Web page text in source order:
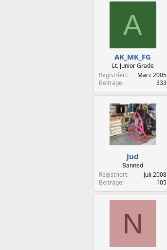
A
AK_MK_FG
Lt. Junior Grade
Registriert
März 2005
Beiträge
333
Jud
Banned
Registriert
Juli 2008
Beiträge
105
N